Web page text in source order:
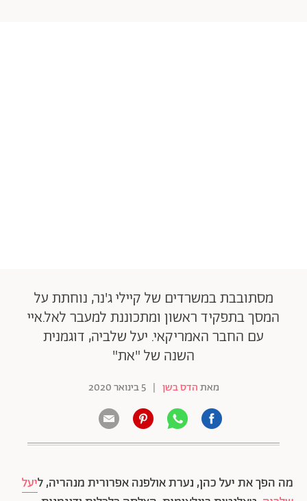
מסתובבת במשרדים של קיילי ג'נר, נוחתת על
המסך בתפקיד ראשון ומתכוננת למעבר לאל.איי
עם החבר האמריקאי. יעל שלביה, דוגמנית
השנה של "את"
מאתהדס בשן | 5 בינואר 2020
מה הפך את יעל כהן, נערת אולפנה אפרורית מנהריה, ליעל